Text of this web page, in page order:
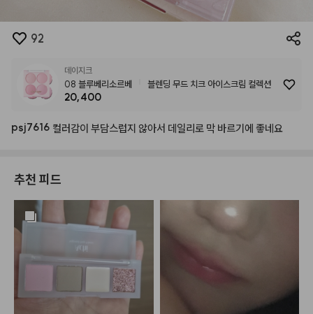
92
데이지크
08 블루베리소르베 블렌딩 무드 치크 아이스크림 컬렉션
20,400
psj7616 컬러감이 부담스럽지 않아서 데일리로 막 바르기에 좋네요
추천 피드